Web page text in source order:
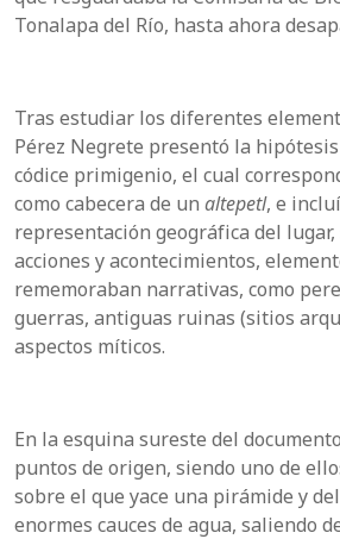
Tonalapa del Río, hasta ahora
Tras estudiar los diferentes
Pérez Negrete presentó la
códice primigenio, el cual
como cabecera de un altepetl, e
representación geográfica del
acciones y acontecimientos,
rememoraban narrativas, como
guerras, antiguas ruinas (sitios
aspectos míticos.
En la esquina sureste del
puntos de origen, siendo uno de
sobre el que yace una pirámide y
enormes cauces de agua, saliendo